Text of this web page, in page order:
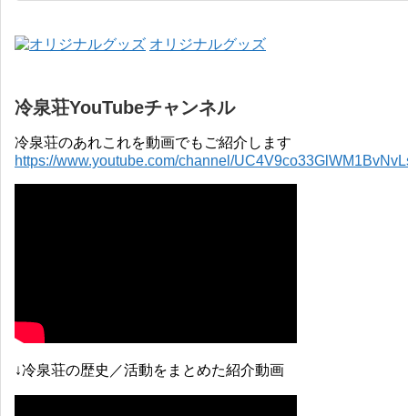
オリジナルグッズ
冷泉荘YouTubeチャンネル
冷泉荘のあれこれを動画でもご紹介します
https://www.youtube.com/channel/
↓冷泉荘の歴史／活動をまとめた紹介動画